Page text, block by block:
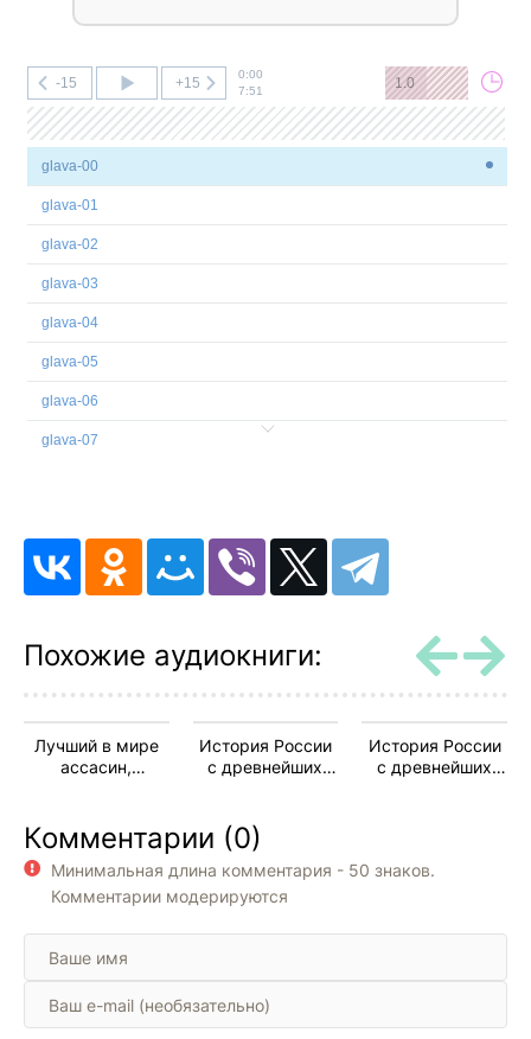
-15 +15
0:00
7:51
1.0
glava-00
glava-01
glava-02
glava-03
glava-04
glava-05
glava-06
glava-07
glava-10
glava-11
glava-15
glava-17
glava-18
glava-20
glava-22
Похожие аудиокниги:
Лучший в мире
ассасин,
как аристократ.
Том 1
История России
с древнейших
История России
с древнейших
Комментарии (0)
Минимальная длина комментария - 50 знаков.
Комментарии модерируются